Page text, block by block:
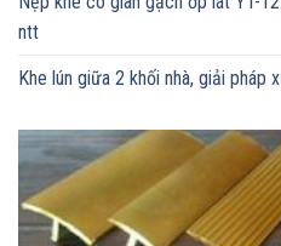
ntt
Khe lún giữa 2 khối nhà, giải pháp